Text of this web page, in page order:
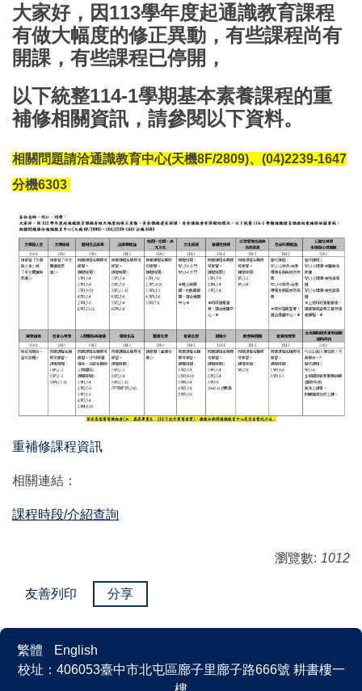
大家好，因113學年度起通識教育課程
有做大幅度的修正異動，有些課程尚有
開課，有些課程已停開，
以下統整114-1學期基本素養課程的重
補修相關資訊， 請參閱以下資料。
相關問題請洽通識教育中心(天機8F/2809)、(04)2239-1647
分機6303
重補修課程資訊
相關連結：
課程時段/介紹查詢
瀏覽數: 1012
友善列印 分享
繁體
English
校址：406053臺中市北屯區廍子里廍子路666號 耕書樓一